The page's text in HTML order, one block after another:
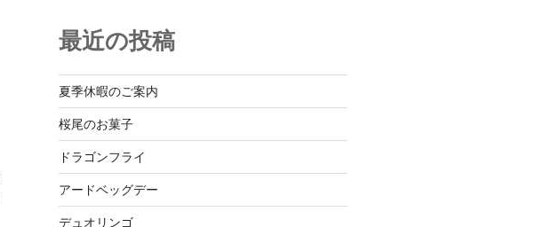
最近の投稿
夏季休暇のご案内
桜尾のお菓子
ドラゴンフライ
アードベッグデー
デュオリンゴ